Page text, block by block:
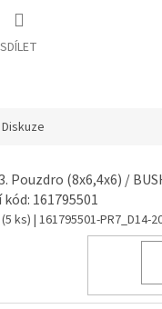
SDÍLET
Diskuze
Pouzdro (8x6,4x6) /
161795501
(5 ks) | 161795501-PR7_D14-